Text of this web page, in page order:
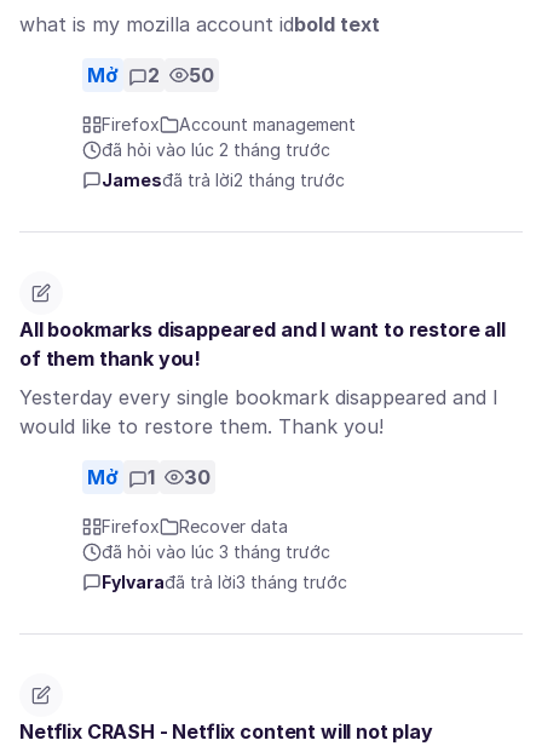
what is my mozilla account idbold text
Mở 2 50
Firefox
Account management
đã hỏi vào lúc 2 tháng trước
Jamesđã trả lời2 tháng trước
All bookmarks disappeared and I want to restore all
of them thank you!
Yesterday every single bookmark disappeared and I
would like to restore them. Thank you!
Mở 1 30
Firefox
Recover data
đã hỏi vào lúc 3 tháng trước
Fylvarađã trả lời3 tháng trước
Netflix CRASH - Netflix content will not play